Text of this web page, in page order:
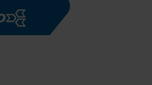
de inhoud gaan
Werken bij SWARCO